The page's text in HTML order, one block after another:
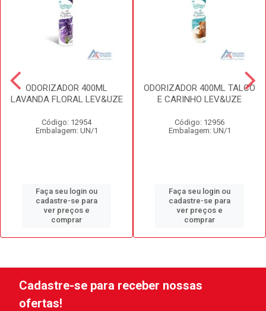
ODORIZADOR 400ML
LAVANDA FLORAL LEV&UZE
Código: 12954
Embalagem: UN/1
Faça seu login ou
cadastre-se para
ver preços e
comprar
ODORIZADOR 400ML TALCO
E CARINHO LEV&UZE
Código: 12956
Embalagem: UN/1
Faça seu login ou
cadastre-se para
ver preços e
comprar
Cadastre-se para receber nossas
ofertas!